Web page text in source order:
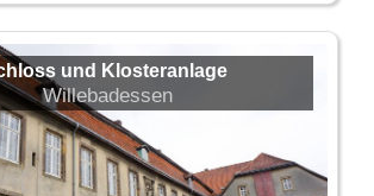
und Klosteranlage
Willebadessen